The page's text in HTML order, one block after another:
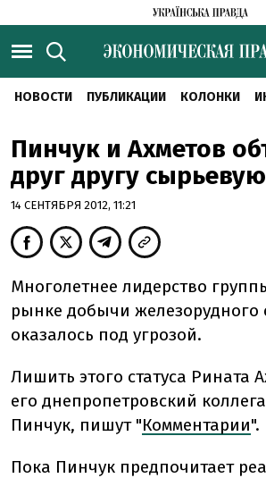
НОВОСТИ ПУБЛИКАЦИИ КОЛОНКИ
Пинчук и Ахметов
друг другу
14 СЕНТЯБРЯ 2012, 11:21
Многолетнее лидерство
рынке добычи железорудного
оказалось под угрозой.
Лишить этого статуса Рината
его днепропетровский
Пинчук, пишут "Комментарии".
Пока Пинчук предпочитает